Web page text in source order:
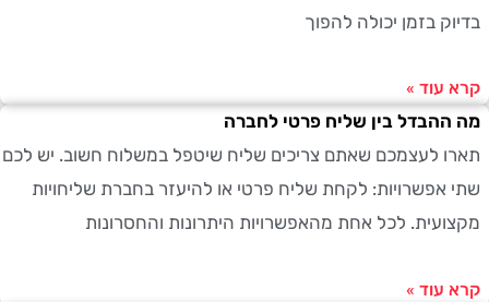
בזמן יכולה להפוך
»
בין שליח פרטי לחברה
לעצמכם שאתם צריכים שליח שיטפל במשלוח חשוב. יש לכם
לקחת שליח פרטי או להיעזר בחברת שליחויות
לכל אחת מהאפשרויות היתרונות והחסרונות
»